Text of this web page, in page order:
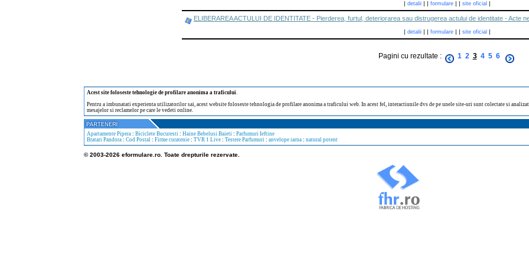
| detalii| | formulare| | site oficial|
ELIBERAREA ACTULUI DE IDENTITATE - Pierderea, furtul, deteriorarea sau distrugerea actului de identitate - Acte
| detalii| | formulare| | site oficial|
Pagini cu rezultate : 1 2 3 4 5 6
Acest site foloseste tehnologie de profilare anonima a traficului.
Pentru a imbunatati experienta utilizatorilor sai, acest website foloseste tehnologia de profilare anonima a traficului web. In acest fel, interactiunile dvs de pe unele site-uri sunt colectate si
mesajelor si reclamelor pe care le vedeti online.
Apartamente Pipera : Biciclete Bucuresti : Haine Bebelusi Baieti : Parfumuri Ieftine
Bratari Pandora : Cod Postal : Firme curatenie : TVR 1 Live : Testere Parfumuri : anvelope iarna : natural potent
© 2003-2026 eformulare.ro. Toate drepturile rezervate.